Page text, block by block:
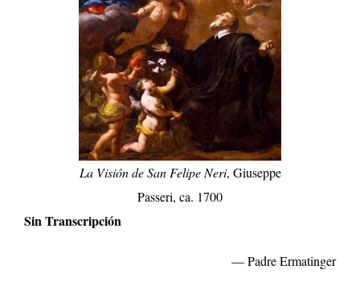
La Visión de San Felipe Neri, Giuseppe
Passeri, ca. 1700
Sin Transcripción
— Padre Ermatinger